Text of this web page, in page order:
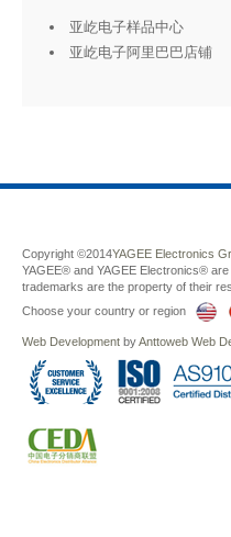
亚屹电子样品中心
亚屹电子阿里巴巴店铺
Copyright ©2014YAGEE Electronics
YAGEE® and YAGEE Electronics®
trademarks are the property of their
Choose your country or region
Web Development byAnttoweb Web